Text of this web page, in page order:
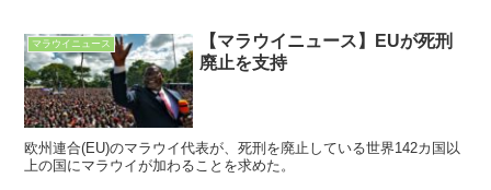
マラウイニュース
【マラウイニュース】EUが死刑
廃止を支持
欧州連合(EU)のマラウイ代表が、死刑を廃止している世界142カ国以
上の国にマラウイが加わることを求めた。